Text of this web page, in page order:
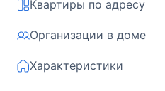
Квартиры по адресу
Организации в доме
Характеристики